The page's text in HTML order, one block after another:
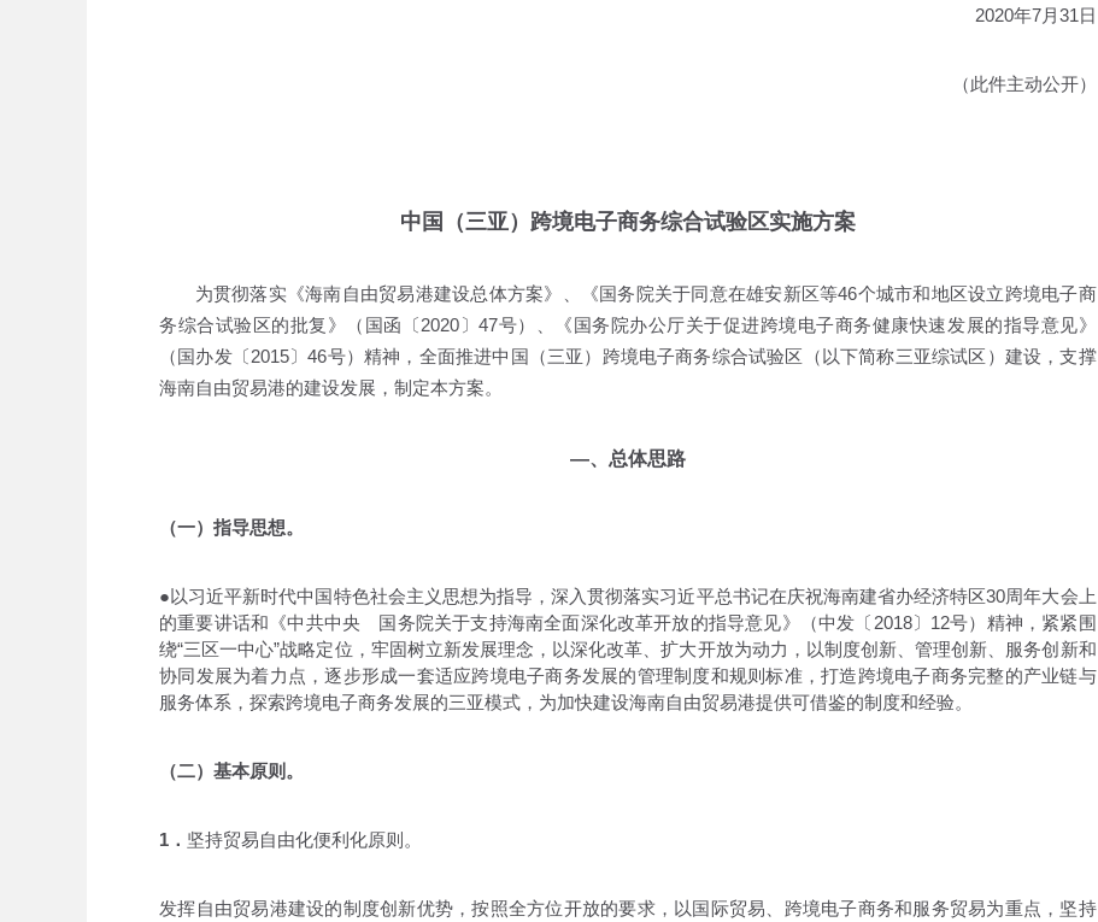
2020年7月31日
（此件主动公开）
中国（三亚）跨境电子商务综合试验区实施方案
为贯彻落实《海南自由贸易港建设总体方案》、《国务院关于同意在雄安新区等46个城市和地区设立跨境电子商
务综合试验区的批复》（国函〔2020〕47号）、《国务院办公厅关于促进跨境电子商务健康快速发展的指导意见》
（国办发〔2015〕46号）精神，全面推进中国（三亚）跨境电子商务综合试验区（以下简称三亚综试区）建设，支撑
海南自由贸易港的建设发展，制定本方案。
—、总体思路
（一）指导思想。
●以习近平新时代中国特色社会主义思想为指导，深入贯彻落实习近平总书记在庆祝海南建省办经济特区30周年大会上
的重要讲话和《中共中央 国务院关于支持海南全面深化改革开放的指导意见》（中发〔2018〕12号）精神，紧紧围
绕“三区一中心”战略定位，牢固树立新发展理念，以深化改革、扩大开放为动力，以制度创新、管理创新、服务创新和
协同发展为着力点，逐步形成一套适应跨境电子商务发展的管理制度和规则标准，打造跨境电子商务完整的产业链与
服务体系，探索跨境电子商务发展的三亚模式，为加快建设海南自由贸易港提供可借鉴的制度和经验。
（二）基本原则。
1． 坚持贸易自由化便利化原则。
发挥自由贸易港建设的制度创新优势，按照全方位开放的要求，以国际贸易、跨境电子商务和服务贸易为重点，坚持